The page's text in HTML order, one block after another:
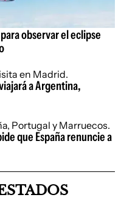
observar el eclipse
a Argentina,
que España renuncie a